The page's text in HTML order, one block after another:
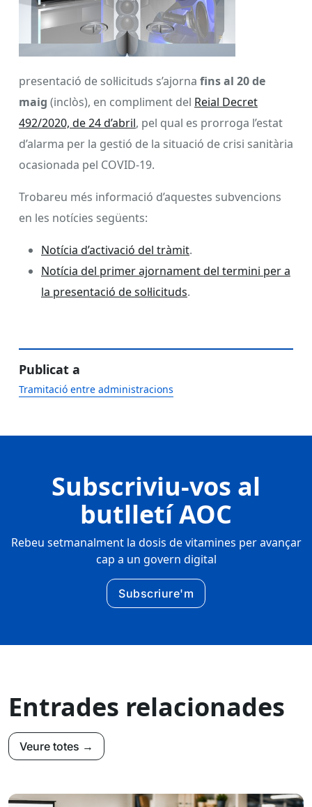
presentació de sol·licituds s’ajorna fins al 20 de
maig (inclòs), en compliment del Reial Decret
492/2020, de 24 d’abril, pel qual es prorroga l’estat
d’alarma per la gestió de la situació de crisi sanitària
ocasionada pel COVID-19.
Trobareu més informació d’aquestes subvencions
en les notícies següents:
Notícia d’activació del tràmit.
Notícia del primer ajornament del termini per a
la presentació de sol·licituds.
Publicat a
Tramitació entre administracions
Subscriviu-vos al
butlletí AOC
Rebeu setmanalment la dosis de vitamines per avançar
cap a un govern digital
Subscriure'm
Entrades relacionades
Veure totes →